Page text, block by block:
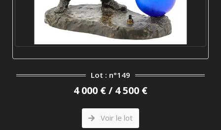
Lot : n°149
4 000 € / 4 500 €
Voir le lot